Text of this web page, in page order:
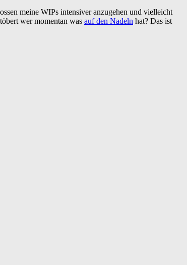
meine WIPs intensiver anzugehen und vielleicht
wer momentan was auf den Nadeln hat? Das ist